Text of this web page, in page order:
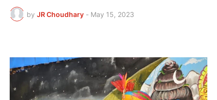
by JR Choudhary - May 15, 2023